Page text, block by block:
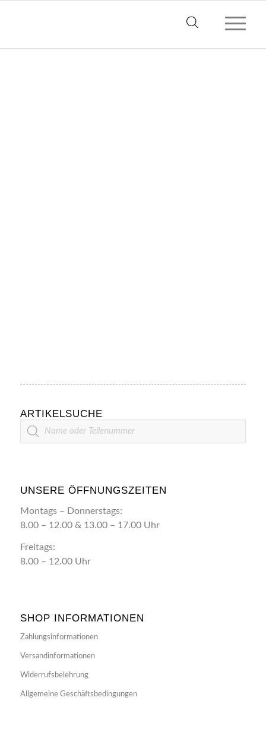
ARTIKELSUCHE
Artikelsuche
UNSERE ÖFFNUNGSZEITEN
Montags – Donnerstags:
8.00 – 12.00 & 13.00 – 17.00 Uhr
Freitags:
8.00 – 12.00 Uhr
SHOP INFORMATIONEN
Zahlungsinformationen
Versandinformationen
Widerrufsbelehrung
Allgemeine Geschäftsbedingungen